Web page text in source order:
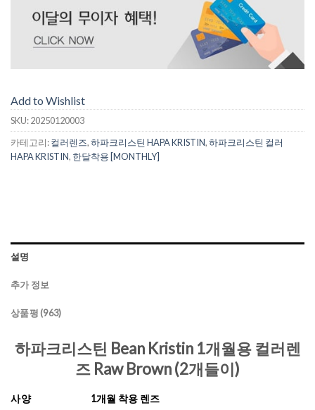
Add to Wishlist
SKU:20250120003
카테고리:컬러렌즈,하파크리스틴 HAPA KRISTIN,하파크리스틴 컬러
HAPA KRISTIN, 한달착용 [MONTHLY]
설명
추가 정보
상품평 (963)
하파크리스틴 Bean Kristin 1개월용 컬러렌
즈 Raw Brown (2개들이)
사양 1개월 착용 렌즈